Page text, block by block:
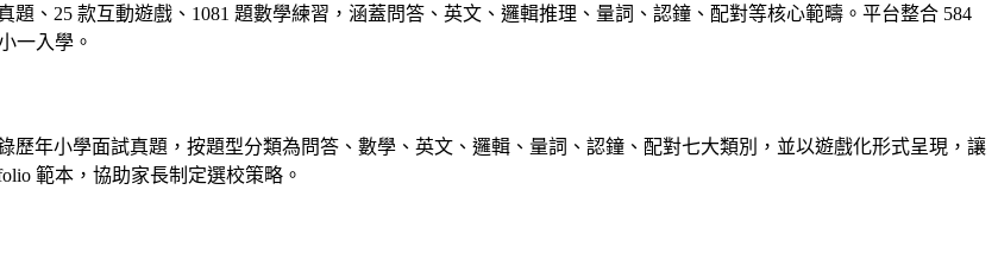
、25 款互動遊戲、1081 題數學練習，涵蓋問答、英文、邏輯推理、量詞、認鐘、配對等核心範疇。平台整合 584
一入學。
歷年小學面試真題，按題型分類為問答、數學、英文、邏輯、量詞、認鐘、配對七大類別，並以遊戲化形式呈現，讓
範本，協助家長制定選校策略。